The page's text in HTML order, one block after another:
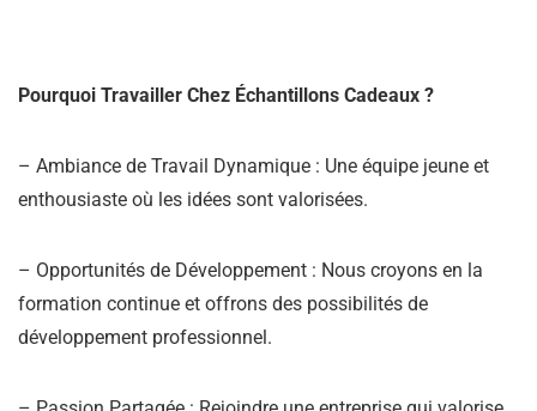
Pourquoi Travailler Chez Échantillons Cadeaux ?
– Ambiance de Travail Dynamique : Une équipe jeune et
enthousiaste où les idées sont valorisées.
– Opportunités de Développement : Nous croyons en la
formation continue et offrons des possibilités de
développement professionnel.